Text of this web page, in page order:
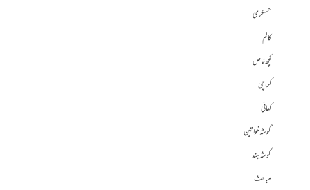
عسکری
کالم
کچھ خاص
کراچی
کہانی
گوشہ خواتین
گوشہ ہند
مباحث